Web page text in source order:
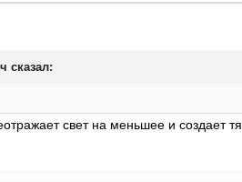
сказал:
свет на меньшее и создает